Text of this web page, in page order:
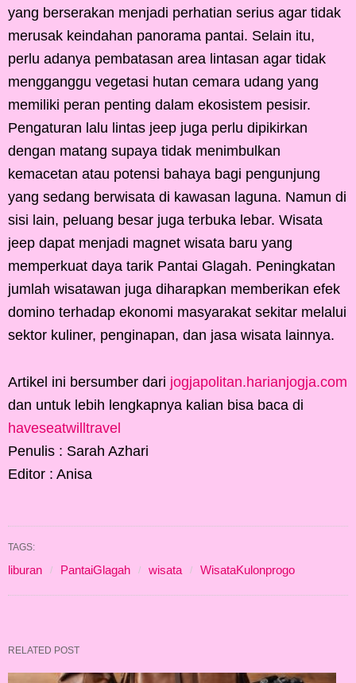
yang berserakan menjadi perhatian serius agar tidak
merusak keindahan panorama pantai. Selain itu,
perlu adanya pembatasan area lintasan agar tidak
mengganggu vegetasi hutan cemara udang yang
memiliki peran penting dalam ekosistem pesisir.
Pengaturan lalu lintas jeep juga perlu dipikirkan
dengan matang supaya tidak menimbulkan
kemacetan atau potensi bahaya bagi pengunjung
yang sedang berwisata di kawasan laguna. Namun di
sisi lain, peluang besar juga terbuka lebar. Wisata
jeep dapat menjadi magnet wisata baru yang
memperkuat daya tarik Pantai Glagah. Peningkatan
jumlah wisatawan juga diharapkan memberikan efek
domino terhadap ekonomi masyarakat sekitar melalui
sektor kuliner, penginapan, dan jasa wisata lainnya.
Artikel ini bersumber dari jogjapolitan.harianjogja.com
dan untuk lebih lengkapnya kalian bisa baca di
haveseatwilltravel
Penulis : Sarah Azhari
Editor : Anisa
TAGS:
liburan PantaiGlagah wisata WisataKulonprogo
RELATED POST